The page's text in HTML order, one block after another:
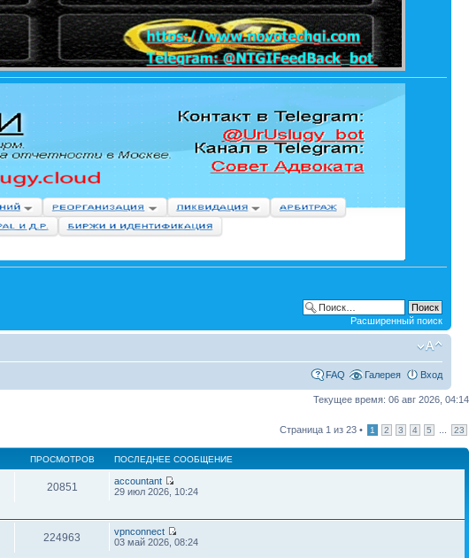
Расширенный поиск
FAQ Галерея Вход
Текущее время: 06 авг 2026, 04:14
Страница 1 из 23 • 1 2 3 4 5 23
ПРОСМОТРОВ ПОСЛЕДНЕЕ СООБЩЕНИЕ
20851
accountant
29 июл 2026, 10:24
224963
vpnconnect
03 май 2026, 08:24